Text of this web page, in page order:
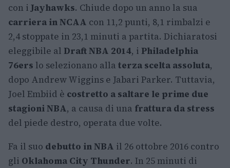
con iJayhawks. Chiude dopo un anno la sua
carriera in NCAA con 11,2 punti, 8,1 rimbalzi e
2,4 stoppate in 23,1 minuti a partita. Dichiaratosi
eleggibile al Draft NBA 2014, i Philadelphia
76ers lo selezionano alla terza scelta assoluta,
dopo Andrew Wiggins e Jabari Parker. Tuttavia,
Joel Embiid è costretto a saltare le prime due
stagioni NBA, a causa di una frattura da stress
del piede destro, operata due volte.
Fa il suo debutto in NBA il 26 ottobre 2016 contro
gli Oklahoma City Thunder. In 25 minuti di